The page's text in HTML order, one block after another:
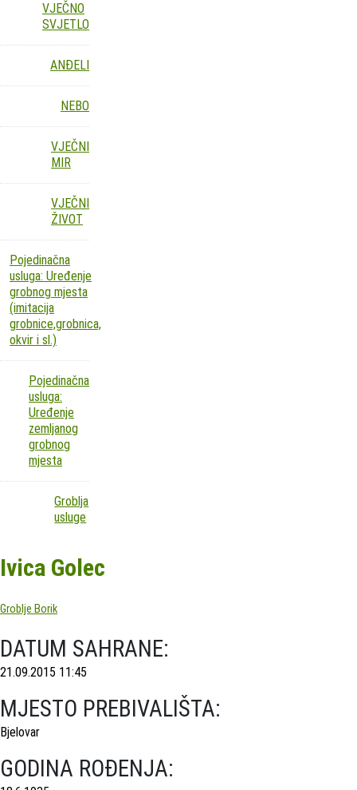
VJEČNO
SVJETLO
ANĐELI
NEBO
VJEČNI
MIR
VJEČNI
ŽIVOT
Pojedinačna
usluga: Uređenje
grobnog mjesta
(imitacija
grobnice,grobnica,
okvir i sl.)
Pojedinačna
usluga:
Uređenje
zemljanog
grobnog
mjesta
Groblja
usluge
Ivica Golec
Groblje Borik
DATUM SAHRANE:
21.09.2015 11:45
MJESTO PREBIVALIŠTA:
Bjelovar
GODINA ROĐENJA: